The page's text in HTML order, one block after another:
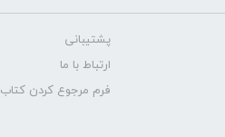
پشتیبانی
ارتباط با ما
فرم مرجوع کردن کتاب